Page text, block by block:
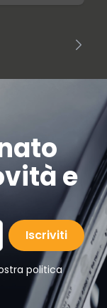
e
Iscriviti
politica